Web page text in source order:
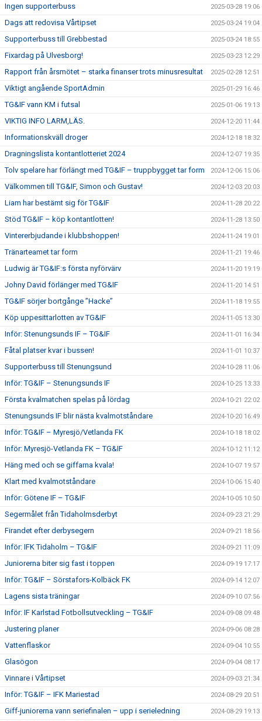
Ingen supporterbuss 2025-03-28 19:06
Dags att redovisa Vårtipset 2025-03-24 19:04
Supporterbuss till Grebbestad 2025-03-24 18:55
Fixardag på Ulvesborg! 2025-03-23 12:29
Rapport från årsmötet – starka finanser trots minusresultat 2025-02-28 12:51
Viktigt angående SportAdmin 2025-01-29 16:46
TG&IF vann KM i futsal 2025-01-06 19:13
VIKTIG INFO LARM,LÄS. 2024-12-20 11:44
Informationskväll droger 2024-12-18 18:32
Dragningslista kontantlotteriet 2024 2024-12-07 19:35
Tolv spelare har förlängt med TG&IF – truppbygget tar form 2024-12-06 15:06
Välkommen till TG&IF, Simon och Gustav! 2024-12-03 20:03
Liam har bestämt sig för TG&IF 2024-11-28 20:22
Stöd TG&IF – köp kontantlotten! 2024-11-28 13:50
Vintererbjudande i klubbshoppen! 2024-11-24 19:01
Tränarteamet tar form 2024-11-21 19:46
Ludwig är TG&IF:s första nyförvärv 2024-11-20 19:19
Johny David förlänger med TG&IF 2024-11-20 14:51
TG&IF sörjer bortgånge ”Hacke” 2024-11-18 19:55
Köp uppesittarlotten av TG&IF 2024-11-05 13:30
Inför: Stenungsunds IF – TG&IF 2024-11-01 16:34
Fåtal platser kvar i bussen! 2024-11-01 10:37
Supporterbuss till Stenungsund 2024-10-28 11:06
Inför: TG&IF – Stenungsunds IF 2024-10-25 13:33
Första kvalmatchen spelas på lördag 2024-10-21 22:02
Stenungsunds IF blir nästa kvalmotståndare 2024-10-20 16:49
Inför: TG&IF – Myresjö/Vetlanda FK 2024-10-18 18:02
Inför: Myresjö-Vetlanda FK – TG&IF 2024-10-12 11:12
Häng med och se giffarna kvala! 2024-10-07 19:57
Klart med kvalmotståndare 2024-10-06 15:40
Inför: Götene IF – TG&IF 2024-10-05 10:50
Segermålet från Tidaholmsderbyt 2024-09-23 21:29
Firandet efter derbysegern 2024-09-21 18:56
Inför: IFK Tidaholm – TG&IF 2024-09-21 11:09
Juniorerna biter sig fast i toppen 2024-09-19 17:17
Inför: TG&IF – Sörstafors-Kolbäck FK 2024-09-14 12:07
Lagens sista träningar 2024-09-10 07:56
Inför: IF Karlstad Fotbollsutveckling – TG&IF 2024-09-08 09:48
Justering planer 2024-09-06 08:28
Vattenflaskor 2024-09-04 10:55
Glasögon 2024-09-04 08:17
Vinnare i Vårtipset 2024-09-03 21:34
Inför: TG&IF – IFK Mariestad 2024-08-29 20:51
Giff-juniorerna vann seriefinalen – upp i serieledning 2024-08-29 19:13